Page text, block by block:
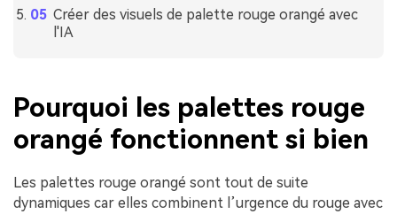
Créer des visuels de palette rouge orangé avec
l'IA
Pourquoi les palettes rouge
orangé fonctionnent si bien
Les palettes rouge orangé sont tout de suite
dynamiques car elles combinent l’urgence du rouge avec